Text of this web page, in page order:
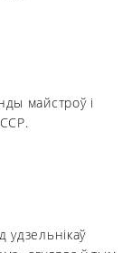
майстроў і
удзельнікаў